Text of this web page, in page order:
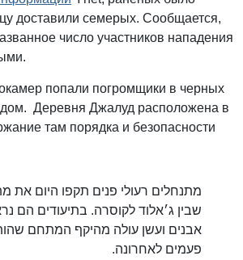
доставили семерых. Сообщается,
число участников нападения
попали погромщики в черных
Деревня Джалуд расположена в
там порядка и безопасности
מתנחלים רעולי פנים תקפו היום את
שבין ג׳אלוד לקוסרה. בתיעודים הם
אבנים ועשן עולה מהיקף המתחם
פעמים לאחרונה.